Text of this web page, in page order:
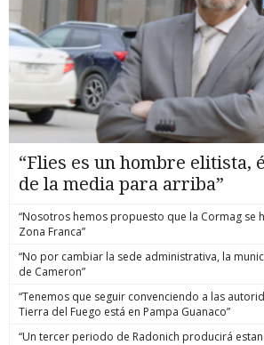
“Flies es un hombre elitista,
de la media para arriba”
“Nosotros hemos propuesto que la Cormag se
Zona Franca”
“No por cambiar la sede administrativa, la
de Cameron”
“Tenemos que seguir convenciendo a las
Tierra del Fuego está en Pampa Guanaco”
“Un tercer periodo de Radonich producirá